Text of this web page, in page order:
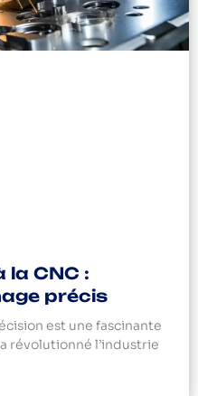
la CNC :
précis
est une fascinante
révolutionné l’industrie